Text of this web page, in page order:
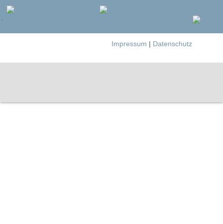
Impressum | Datenschutz